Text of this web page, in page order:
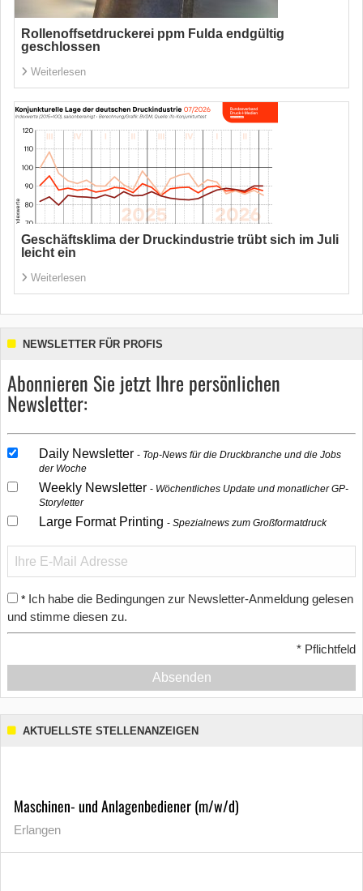
Rollenoffsetdruckerei ppm Fulda endgültig
geschlossen
Weiterlesen
Geschäftsklima der Druckindustrie trübt sich im Juli
leicht ein
Weiterlesen
NEWSLETTER FÜR PROFIS
Abonnieren Sie jetzt Ihre persönlichen
Newsletter:
Daily Newsletter
Top-News für die Druckbranche und die Jobs
der Woche
Weekly Newsletter
Wöchentliches Update und monatlicher GP-
Storyletter
Large Format Printing Spezialnews zum Großformatdruck
* Ich habe die Bedingungen zur Newsletter-Anmeldung gelesen
und stimme diesen zu.
* Pflichtfeld
Absenden
AKTUELLSTE STELLENANZEIGEN
Maschinen- und Anlagenbediener (m/w/d)
Erlangen